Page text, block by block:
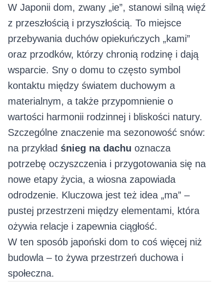
W Japonii dom, zwany „ie”, stanowi silną więź
z przeszłością i przyszłością. To miejsce
przebywania duchów opiekuńczych „kami”
oraz przodków, którzy chronią rodzinę i dają
wsparcie. Sny o domu to często symbol
kontaktu między światem duchowym a
materialnym, a także przypomnienie o
wartości harmonii rodzinnej i bliskości natury.
Szczególne znaczenie ma sezonowość snów:
na przykład śnieg na dachu oznacza
potrzebę oczyszczenia i przygotowania się na
nowe etapy życia, a wiosna zapowiada
odrodzenie. Kluczowa jest też idea „ma” –
pustej przestrzeni między elementami, która
ożywia relacje i zapewnia ciągłość.
W ten sposób japoński dom to coś więcej niż
budowla – to żywa przestrzeń duchowa i
społeczna.